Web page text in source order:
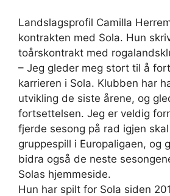
Landslagsprofil Camilla
kontrakten med Sola. Hun
toårskontrakt med
– Jeg gleder meg stort til å
karrieren i Sola. Klubben har
utvikling de siste årene, og
fortsettelsen. Jeg er veldig
fjerde sesong på rad igjen
gruppespill i Europaligaen, og
bidra også de neste
Solas hjemmeside.
Hun har spilt for Sola siden